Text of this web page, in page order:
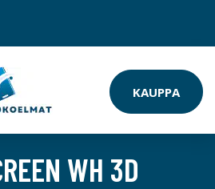
KAUPPA
WH 3D